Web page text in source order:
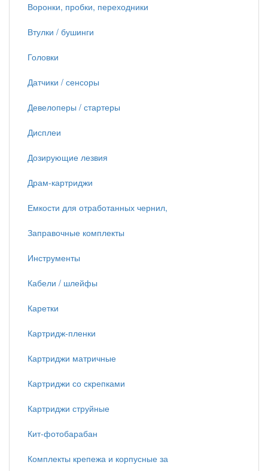
Воронки, пробки, переходники
Втулки / бушинги
Головки
Датчики / сенсоры
Девелоперы / стартеры
Дисплеи
Дозирующие лезвия
Драм-картриджи
Емкости для отработанных чернил,
Заправочные комплекты
Инструменты
Кабели / шлейфы
Каретки
Картридж-пленки
Картриджи матричные
Картриджи со скрепками
Картриджи струйные
Кит-фотобарабан
Комплекты крепежа и корпусные за